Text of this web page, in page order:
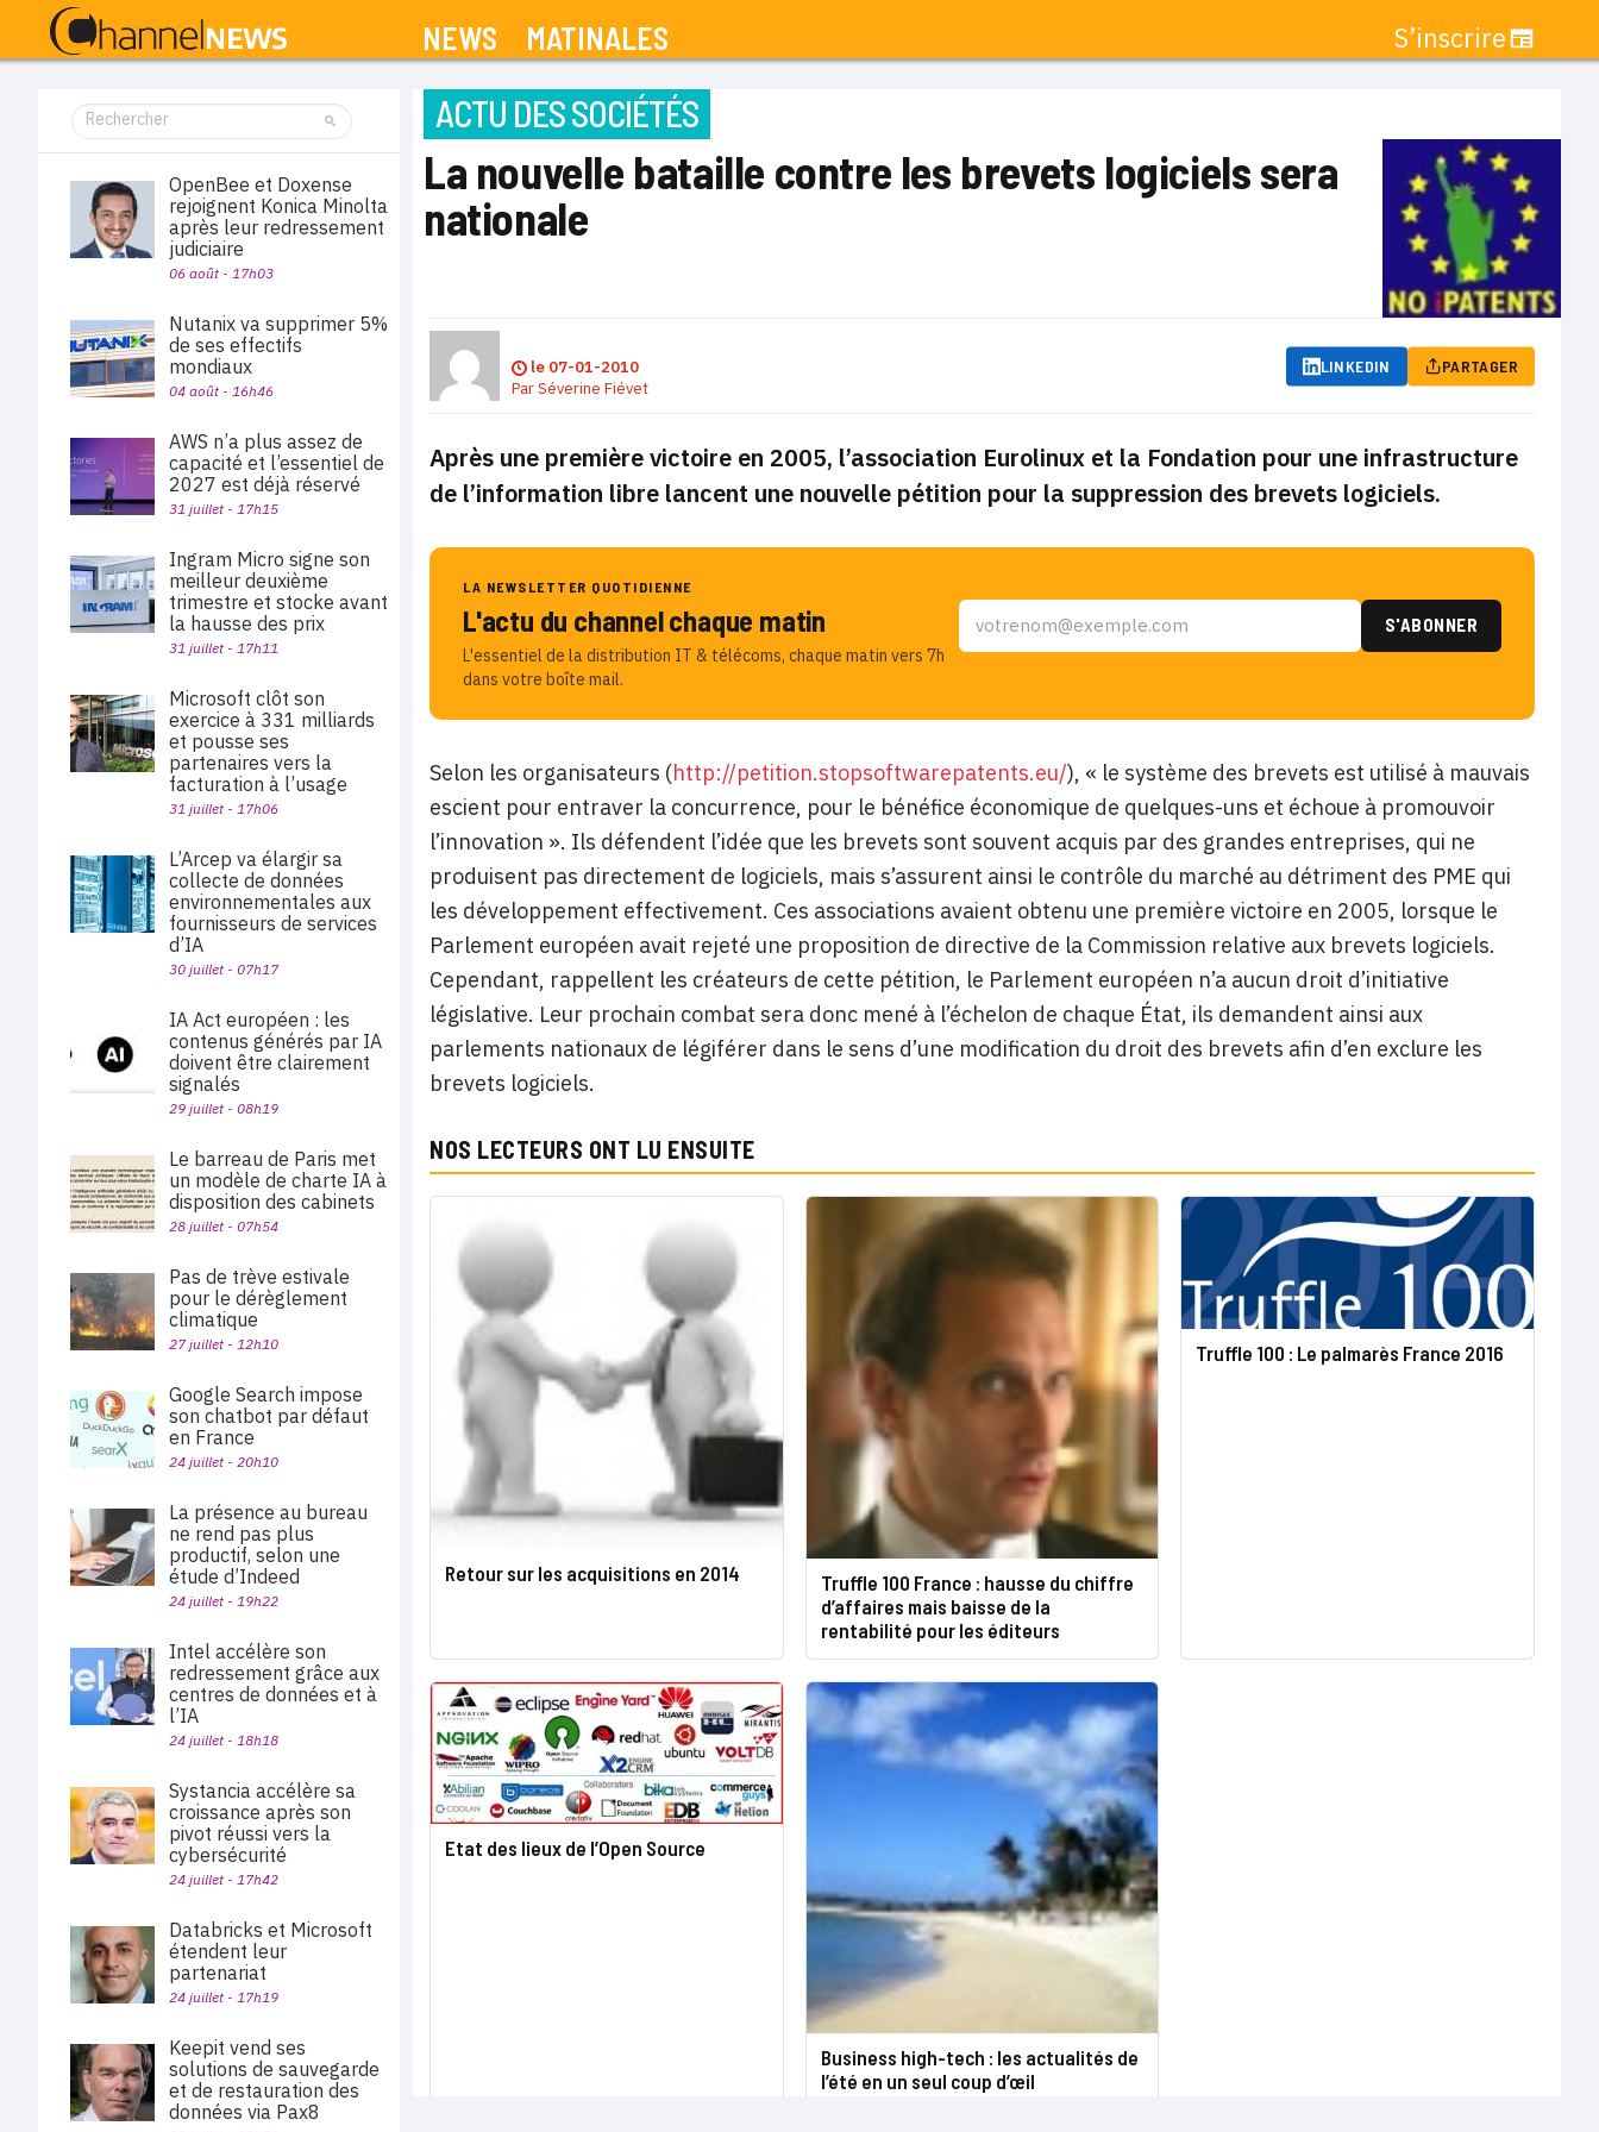
NEWS MATINALES S’inscrire
ACTU DES SOCIÉTÉS
La nouvelle bataille contre les brevets logiciels sera
nationale
le 07-01-2010
ParSéverine Fiévet
LINKEDIN PARTAGER
Après une première victoire en 2005, l’association Eurolinux et la Fondation pour une infrastructure
de l’information libre lancent une nouvelle pétition pour la suppression des brevets logiciels.
LA NEWSLETTER QUOTIDIENNE
L'actu du channel chaque matin
L'essentiel de la distribution IT & télécoms, chaque matin vers 7h
dans votre boîte mail.
Selon les organisateurs (http://petition.stopsoftwarepatents.eu/), « le système des brevets est utilisé à mauvais
escient pour entraver la concurrence, pour le bénéfice économique de quelques-uns et échoue à promouvoir
l’innovation ». Ils défendent l’idée que les brevets sont souvent acquis par des grandes entreprises, qui ne
produisent pas directement de logiciels, mais s’assurent ainsi le contrôle du marché au détriment des PME qui
les développement effectivement. Ces associations avaient obtenu une première victoire en 2005, lorsque le
Parlement européen avait rejeté une proposition de directive de la Commission relative aux brevets logiciels.
Cependant, rappellent les créateurs de cette pétition, le Parlement européen n’a aucun droit d’initiative
législative. Leur prochain combat sera donc mené à l’échelon de chaque État, ils demandent ainsi aux
parlements nationaux de légiférer dans le sens d’une modification du droit des brevets afin d’en exclure les
brevets logiciels.
NOS LECTEURS ONT LU ENSUITE
Retour sur les acquisitions en 2014
Truffle 100 France : hausse du chiffre
d’affaires mais baisse de la
rentabilité pour les éditeurs
Truffle 100 : Le palmarès France 2016
Etat des lieux de l’Open Source
Business high-tech : les actualités de
l’été en un seul coup d’œil
OpenBee et Doxense
rejoignent Konica Minolta
après leur redressement
judiciaire
06 août - 17h03
Nutanix va supprimer 5%
de ses effectifs
mondiaux
04 août - 16h46
AWS n’a plus assez de
capacité et l’essentiel de
2027 est déjà réservé
31 juillet - 17h15
Ingram Micro signe son
meilleur deuxième
trimestre et stocke avant
la hausse des prix
31 juillet - 17h11
Microsoft clôt son
exercice à 331 milliards
et pousse ses
partenaires vers la
facturation à l’usage
31 juillet - 17h06
L’Arcep va élargir sa
collecte de données
environnementales aux
fournisseurs de services
d’IA
30 juillet - 07h17
IA Act européen : les
contenus générés par IA
doivent être clairement
signalés
29 juillet - 08h19
Le barreau de Paris met
un modèle de charte IA à
disposition des cabinets
28 juillet - 07h54
Pas de trève estivale
pour le dérèglement
climatique
27 juillet - 12h10
Google Search impose
son chatbot par défaut
en France
24 juillet - 20h10
La présence au bureau
ne rend pas plus
productif, selon une
étude d’Indeed
24 juillet - 19h22
Intel accélère son
redressement grâce aux
centres de données et à
l’IA
24 juillet - 18h18
Systancia accélère sa
croissance après son
pivot réussi vers la
cybersécurité
24 juillet - 17h42
Databricks et Microsoft
étendent leur
partenariat
24 juillet - 17h19
Keepit vend ses
solutions de sauvegarde
et de restauration des
données via Pax8